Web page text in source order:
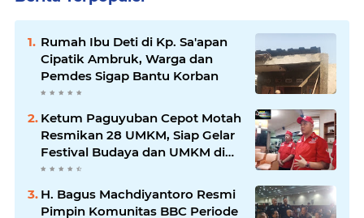
Rumah Ibu Deti di Kp. Sa'apan
Cipatik Ambruk, Warga dan
Pemdes Sigap Bantu Korban
Ketum Paguyuban Cepot Motah
Resmikan 28 UMKM, Siap Gelar
Festival Budaya dan UMKM di
Jalan Braga
H. Bagus Machdiyantoro Resmi
Pimpin Komunitas BBC Periode